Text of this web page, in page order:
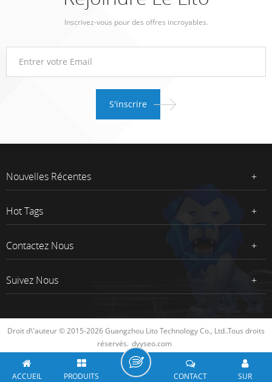
Inscrivez-vous pour des offres incroyables.
Nouvelles Récentes
Hot Tags
Contactez Nous
Suivez Nous
Droit d\'auteur © 2015-2026 Guangzhou Lito Technology Co., Ltd..Tous droits
réservés. dyyseo.com
ACCUEIL PRODUITS SUR
CONTACT